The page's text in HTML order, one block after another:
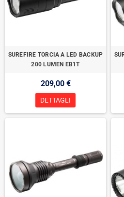
SUREFIRE TORCIA A LED BACKUP
200 LUMEN EB1T
209,00 €
DETTAGLI